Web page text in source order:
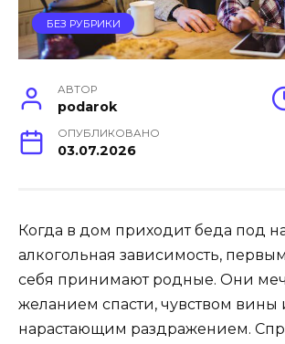
БЕЗ РУБРИКИ
АВТОР
podarok
ОПУБЛИКОВАНО
03.07.2026
Когда в дом приходит беда под
алкогольная зависимость,
себя принимают родные. Они
желанием спасти, чувством вины
нарастающим раздражением.